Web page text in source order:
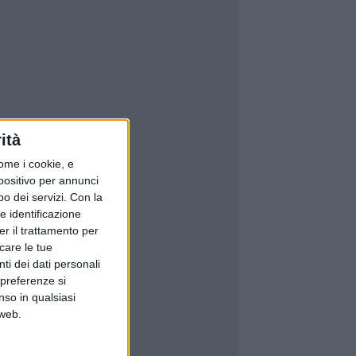
i cookie, e
per annunci
dei servizi. Con la
identificazione
il trattamento per
le tue
dei dati personali
si
in qualsiasi